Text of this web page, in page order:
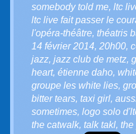
somebody told me, ltc
ltc live fait passer le
l'opéra-théâtre, théatris
14 février 2014, 20h00,
jazz, jazz club de metz,
heart, étienne daho,
groupe les white lies,
bitter tears, taxi girl,
sometimes, logo solo
the catwalk, talk takl, the